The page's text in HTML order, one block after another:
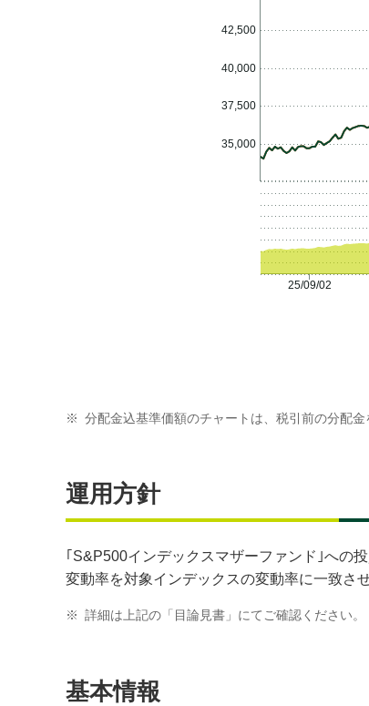
35,000
37,500
40,000
42,500
25/09/02
※ 分配金込基準価額のチャートは、税引前の分配
運用方針
｢S&P500インデックスマザーファンド｣への
変動率を対象インデックスの変動率に一致さ
※ 詳細は上記の「目論見書」にてご確認ください。
基本情報